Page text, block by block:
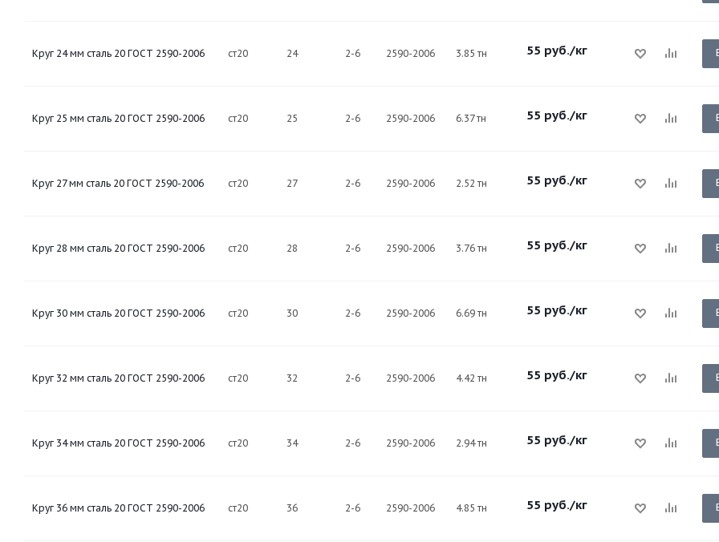
Круг 24 мм сталь 20 ГОСТ 2590-2006 ст20 24 2-6 2590-2006 3.85 тн 55 руб./кг
Круг 25 мм сталь 20 ГОСТ 2590-2006 ст20 25 2-6 2590-2006 6.37 тн 55 руб./кг
Круг 27 мм сталь 20 ГОСТ 2590-2006 ст20 27 2-6 2590-2006 2.52 тн 55 руб./кг
Круг 28 мм сталь 20 ГОСТ 2590-2006 ст20 28 2-6 2590-2006 3.76 тн 55 руб./кг
Круг 30 мм сталь 20 ГОСТ 2590-2006 ст20 30 2-6 2590-2006 6.69 тн 55 руб./кг
Круг 32 мм сталь 20 ГОСТ 2590-2006 ст20 32 2-6 2590-2006 4.42 тн 55 руб./кг
Круг 34 мм сталь 20 ГОСТ 2590-2006 ст20 34 2-6 2590-2006 2.94 тн 55 руб./кг
Круг 36 мм сталь 20 ГОСТ 2590-2006 ст20 36 2-6 2590-2006 4.85 тн 55 руб./кг